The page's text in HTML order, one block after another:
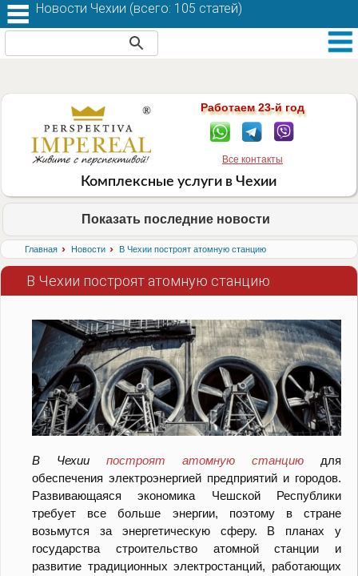
Работаем 23-й год
Все контакты
Комплексные услуги в Чехии
Показать последние новости
Главная › Новости › В Чехии построят атомную станцию
В Чехии построят атомную станцию
В Чехии построят атомную станцию для
обеспечения электроэнергией предприятий и городов.
Развивающаяся экономика Чешской Республики
требует все больше энергии, поэтому в стране
возьмутся за энергетическую сферу. В планах у
государства строительство атомной станции и
развитие традиционных электростанций, работающих
Новости Чехии (всего: 105 статей)